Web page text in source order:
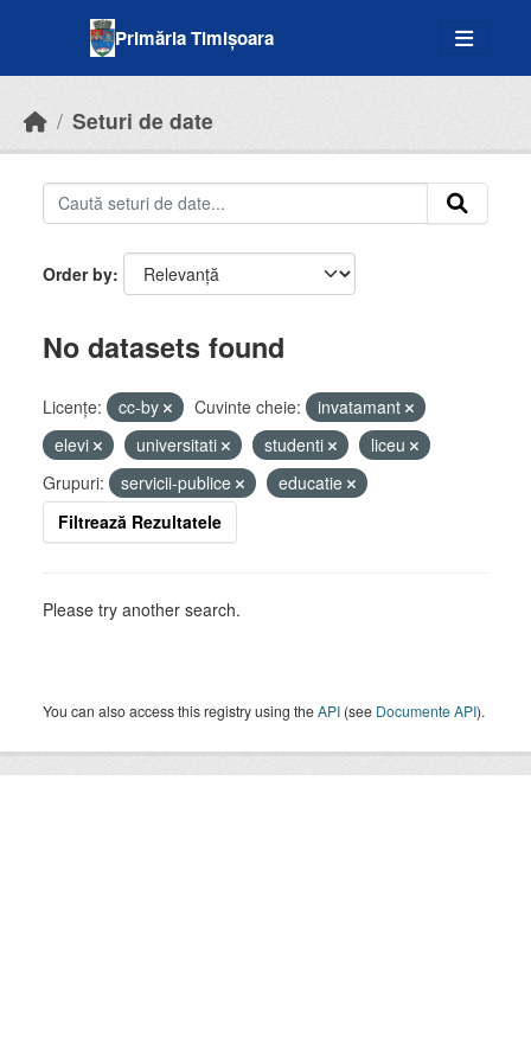
Primăria Timișoara
Seturi de date
Order by
No datasets found
Licenţe: cc-by Cuvinte cheie:
invatamant
elevi
universitati studenti
liceu
Grupuri:
servicii-publice
educatie
Filtrează Rezultatele
Please try another search.
You can also access this registry using theAPI (see Documente API).